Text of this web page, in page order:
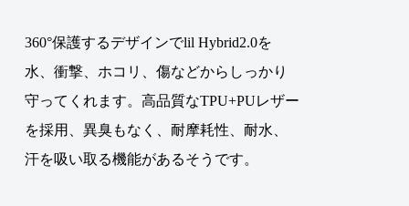
360°保護するデザインでlil Hybrid2.0を
水、衝撃、ホコリ、傷などからしっかり
守ってくれます。高品質なTPU+PUレザー
を採用、異臭もなく、耐摩耗性、耐水、
汗を吸い取る機能があるそうです。